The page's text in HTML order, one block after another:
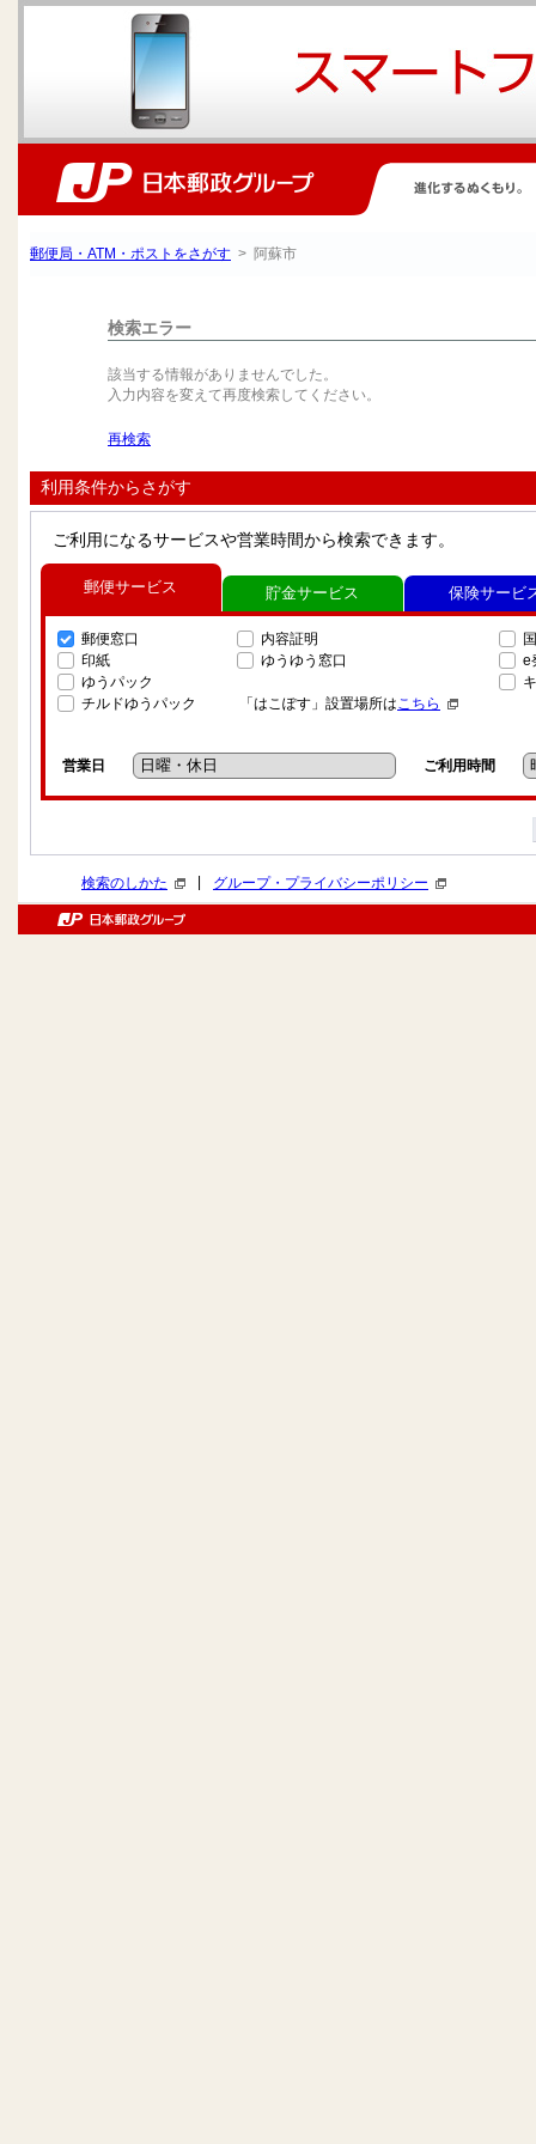
郵便局・ATM・ポストをさがす > 阿蘇市
検索エラー
該当する情報がありませんでした。
入力内容を変えて再度検索してください。
再検索
利用条件からさがす
ご利用になるサービスや営業時間から検索できます。
郵便サービス
郵便窓口
印紙
ゆうパック
チルドゆうパック
内容証明
ゆうゆう窓口
「はこぽす」設置場所はこちら
e
営業日 ご利用時間
貯金サービス 保険サービ
検索のしかた グループ・プライバシーポリシー